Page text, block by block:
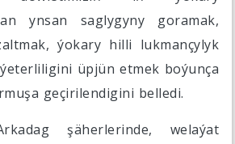
ynsan saglygyny goramak,
ýokary hilli lukmançylyk
üpjün etmek boýunça
geçirilendigini belledi.
şäherlerinde, welaýat